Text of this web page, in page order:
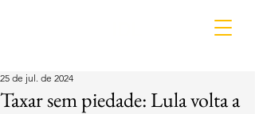
Taxar sem piedade: Lula volta a
25 de jul. de 2024